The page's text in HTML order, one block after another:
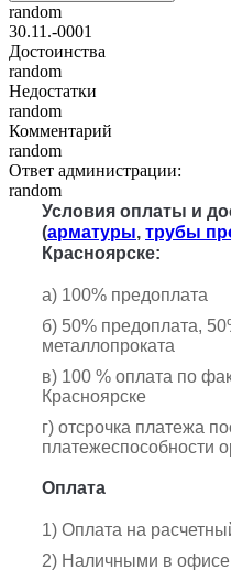
random
30.11.-0001
Достоинства
random
Недостатки
random
Комментарий
random
Ответ администрации:
random
Условия оплаты и
(арматуры, трубы
Красноярске:
а) 100% предоплата
б) 50% предоплата,
металлопроката
в) 100 % оплата по
Красноярске
г) отсрочка платежа
платежеспособности
Оплата
1) Оплата на
2) Наличными в офисе